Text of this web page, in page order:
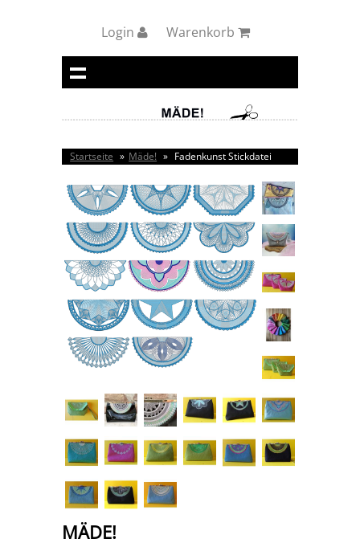
Login Warenkorb
Startseite » Mäde! » Fadenkunst Stickdatei
MÄDE!